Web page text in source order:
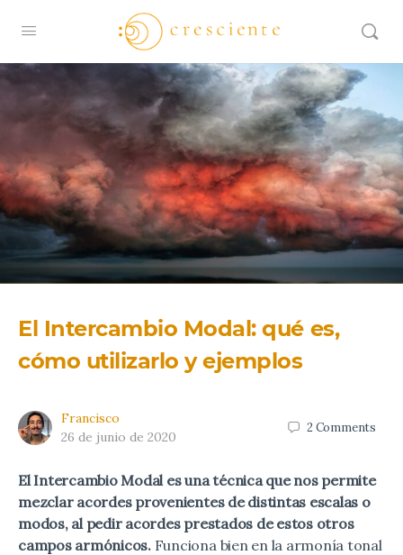
El Intercambio Modal: qué es,
cómo utilizarlo y ejemplos
Francisco
26 de junio de 2020
2 Comments
El Intercambio Modal es una técnica que nos permite
mezclar acordes provenientes de distintas escalas o
modos, al pedir acordes prestados de estos otros
campos armónicos.Funciona bien en la armonía tonal